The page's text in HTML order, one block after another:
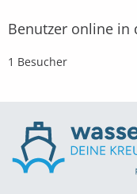
Benutzer online in
1 Besucher